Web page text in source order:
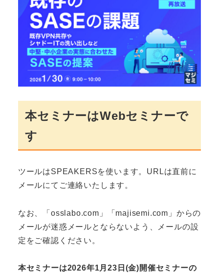
本セミナーはWebセミナーで
す
ツールはSPEAKERSを使います。URLは直前に
メールにてご連絡いたします。
なお、「osslabo.com」「majisemi.com」からの
メールが迷惑メールとならないよう、メールの設
定をご確認ください。
本セミナーは2026年1月23日(金)開催セミナーの